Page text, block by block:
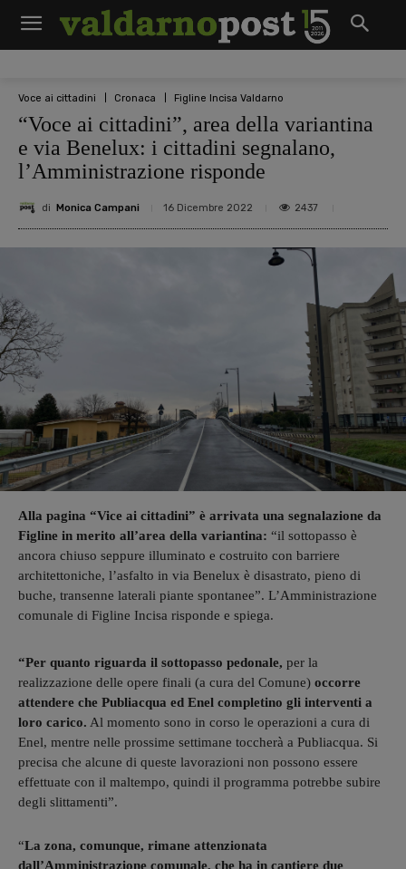
Voce ai cittadini Cronaca Figline Incisa Valdarno
“Voce ai cittadini”, area della variantina
e via Benelux: i cittadini segnalano,
l’Amministrazione risponde
di Monica Campani 16 Dicembre 2022 2437
Alla pagina “Vice ai cittadini” è arrivata una segnalazione da
Figline in merito all’area della variantina: “il sottopasso è
ancora chiuso seppure illuminato e costruito con barriere
architettoniche, l’asfalto in via Benelux è disastrato, pieno di
buche, transenne laterali piante spontanee”. L’Amministrazione
comunale di Figline Incisa risponde e spiega.
“Per quanto riguarda il sottopasso pedonale, per la
realizzazione delle opere finali (a cura del Comune) occorre
attendere che Publiacqua ed Enel completino gli interventi a
loro carico. Al momento sono in corso le operazioni a cura di
Enel, mentre nelle prossime settimane toccherà a Publiacqua. Si
precisa che alcune di queste lavorazioni non possono essere
effettuate con il maltempo, quindi il programma potrebbe subire
degli slittamenti”.
“La zona, comunque, rimane attenzionata
dall’Amministrazione comunale, che ha in cantiere due